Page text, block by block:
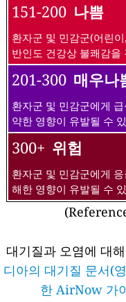
151-200 나쁨
환자군 및 민감군(어린
반인도 건강상 불쾌감을
201-300 매우나
환자군 및 민감군에게
약한 영향이 유발될 수
300+ 위험
환자군 및 민감군에게
해한 영향이 유발될 수
대기질과 오염에 대
디아의 대기질 문서(
한 AirNow 가